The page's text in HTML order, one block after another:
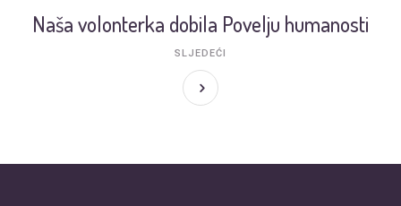
Naša volonterka dobila Povelju humanosti
SLJEDEĆI